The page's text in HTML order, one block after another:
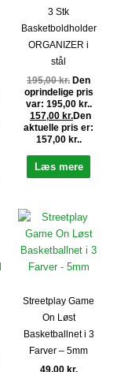
3 Stk
Basketboldholder
ORGANIZER i
stål
195,00kr. Den
oprindelige pris
var: 195,00 kr..
157,00 kr.Den
aktuelle pris er:
157,00 kr..
Læs mere
Streetplay Game
On Løst
Basketballnet i 3
Farver – 5mm
49,00 kr.